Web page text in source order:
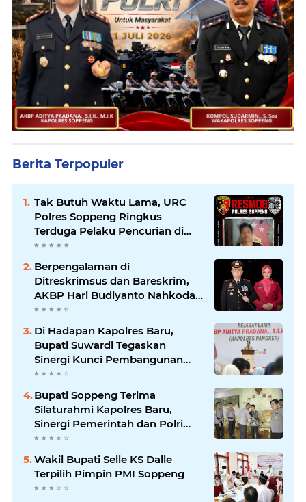
Berita Terpopuler
Tak Butuh Waktu Lama, URC
Polres Soppeng Ringkus
Terduga Pelaku Pencurian di
Liliriaja
Berpengalaman di
Ditreskrimsus dan Bareskrim,
AKBP Hari Budiyanto Nahkodai
Polres Soppeng
Di Hadapan Kapolres Baru,
Bupati Suwardi Tegaskan
Sinergi Kunci Pembangunan
Soppeng
Bupati Soppeng Terima
Silaturahmi Kapolres Baru,
Sinergi Pemerintah dan Polri
Diperkuat
Wakil Bupati Selle KS Dalle
Terpilih Pimpin PMI Soppeng